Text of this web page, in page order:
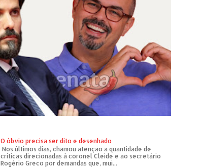
O óbvio precisa ser dito e desenhado
Nos últimos dias, chamou atenção a quantidade de
críticas direcionadas à coronel Cleide e ao secretário
Rogério Greco por demandas que, mui...